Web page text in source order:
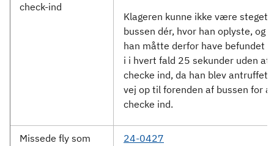
check-ind
Klageren kunne ikke være steget
bussen dér, hvor han oplyste, og
han måtte derfor have befundet
i i hvert fald 25 sekunder uden at
checke ind, da han blev antruffet
vej op til forenden af bussen for at
checke ind.
Missede fly som
24-0427